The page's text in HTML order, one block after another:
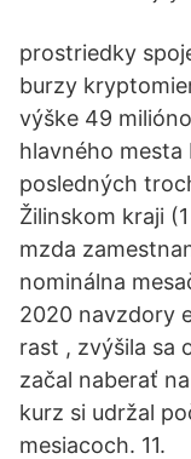
prostriedky
burzy
výške 49
hlavného mesta
posledných
Žilinskom kraji
mzda
nominálna
2020 navzdory
rast , zvýšila sa
začal naberať
kurz si udržal
mesiacoch. 11.